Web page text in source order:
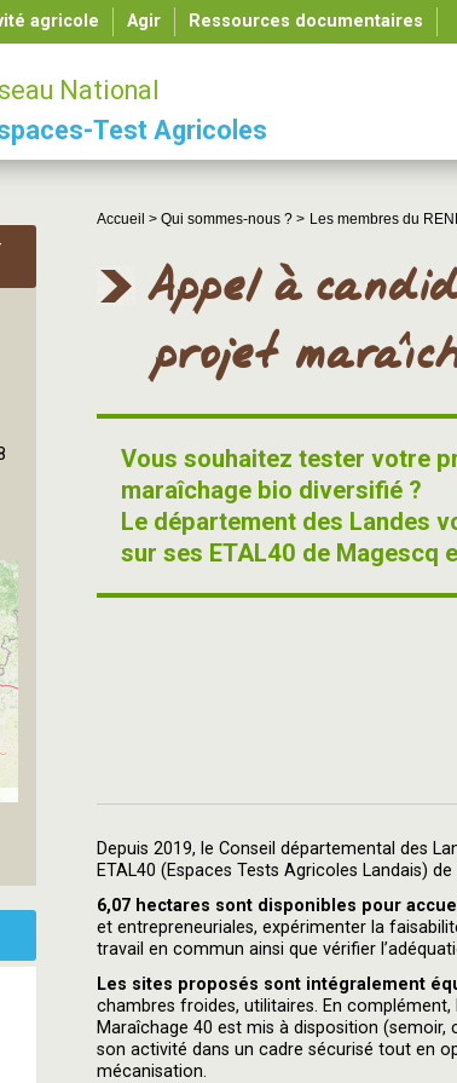
agricole Agir Ressources documentaires
National
Test Agricoles
Accueil > Qui sommes-nous ? > Les membres du
Appel à
projet
Vous souhaitez tester votre
maraîchage bio diversifié ?
Le département des Landes
sur ses ETAL40 de Magescq
Depuis 2019, le Conseil départemental des
ETAL40 (Espaces Tests Agricoles Landais) de
6,07 hectares sont disponibles pour
et entrepreneuriales, expérimenter la
travail en commun ainsi que vérifier
Les sites proposés sont intégralement
chambres froides, utilitaires. En
Maraîchage 40 est mis à disposition
son activité dans un cadre sécurisé tout en
mécanisation.